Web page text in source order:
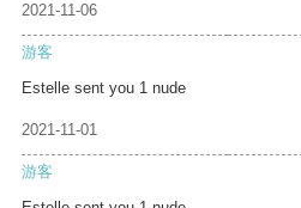
2021-11-06
游客
Estelle sent you 1 nude
2021-11-01
游客